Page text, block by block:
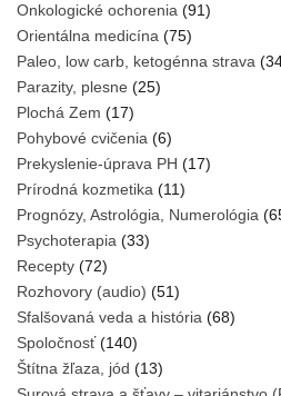
Onkologické ochorenia (91)
Orientálna medicína (75)
Paleo, low carb, ketogénna strava
Parazity, plesne (25)
Plochá Zem (17)
Pohybové cvičenia (6)
Prekyslenie-úprava PH (17)
Prírodná kozmetika (11)
Prognózy, Astrológia, Numerológia
Psychoterapia (33)
Recepty (72)
Rozhovory (audio) (51)
Sfalšovaná veda a história (68)
Spoločnosť(140)
Štítna žľaza, jód (13)